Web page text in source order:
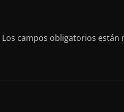
Los campos obligatorios están